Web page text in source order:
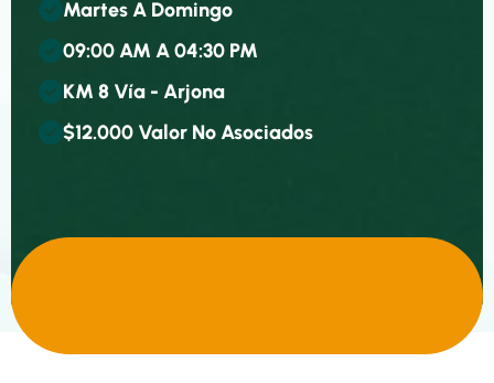
MARTESA DOMINGO
09:00AM A04:30 PM
KM 8 VÍA - ARJONA
$12.000 VALOR NOASOCIADOS